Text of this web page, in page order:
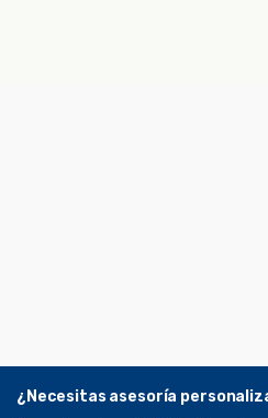
¿Necesitas asesoría